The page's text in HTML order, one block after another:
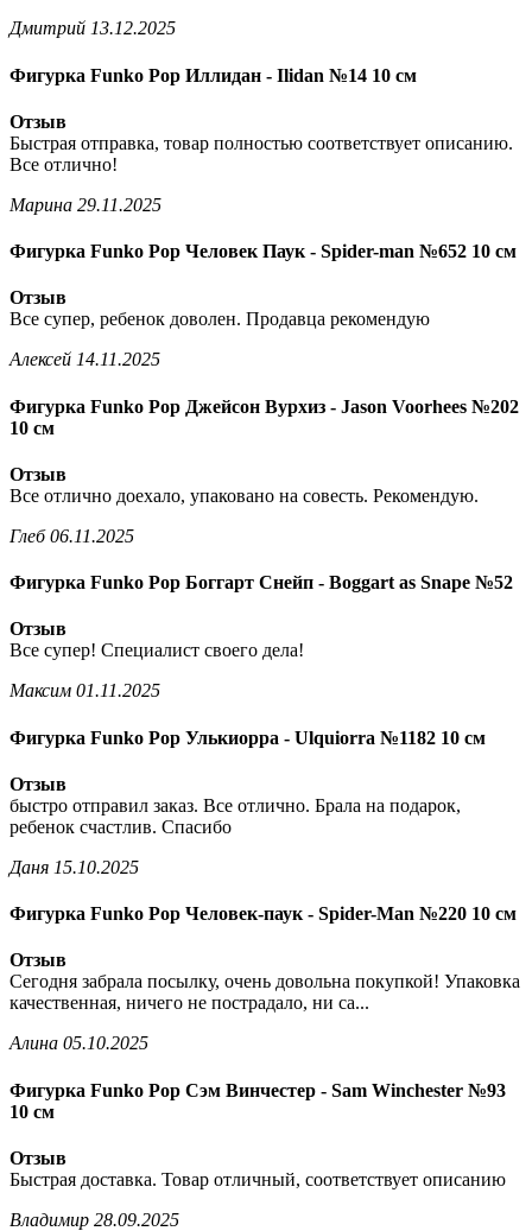
Дмитрий 13.12.2025
Фигурка Funko Pop Иллидан - Ilidan №14 10 см
Отзыв
Быстрая отправка, товар полностью соответствует описанию.
Все отлично!
Марина 29.11.2025
Фигурка Funko Pop Человек Паук - Spider-man №652 10 см
Отзыв
Все супер, ребенок доволен. Продавца рекомендую
Алексей 14.11.2025
Фигурка Funko Pop Джейсон Вурхиз - Jason Voorhees №202
10 см
Отзыв
Все отлично доехало, упаковано на совесть. Рекомендую.
Глеб 06.11.2025
Фигурка Funko Pop Боггарт Снейп - Boggart as Snape №52
Отзыв
Все супер! Специалист своего дела!
Максим 01.11.2025
Фигурка Funko Pop Улькиорра - Ulquiorra №1182 10 см
Отзыв
быстро отправил заказ. Все отлично. Брала на подарок,
ребенок счастлив. Спасибо
Даня 15.10.2025
Фигурка Funko Pop Человек-паук - Spider-Man №220 10 см
Отзыв
Сегодня забрала посылку, очень довольна покупкой! Упаковка
качественная, ничего не пострадало, ни са...
Алина 05.10.2025
Фигурка Funko Pop Сэм Винчестер - Sam Winchester №93
10 см
Отзыв
Быстрая доставка. Товар отличный, соответствует описанию
Владимир 28.09.2025